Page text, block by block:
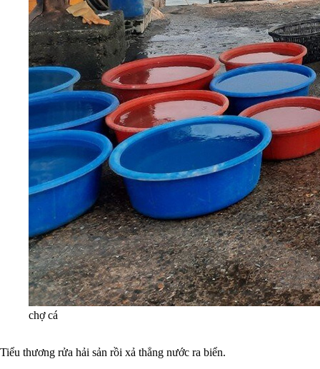
chợ cá
Tiểu thương rửa hải sản rồi xả thẳng nước ra biển.